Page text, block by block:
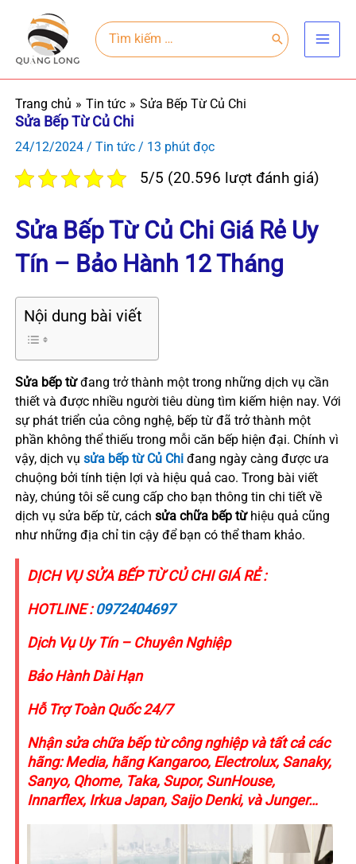
dung
Search
for:
Trang chủ Tin tức Sửa Bếp Từ Củ Chi
Sửa Bếp Từ Củ Chi
24/12/2024 / Tin tức/ 13 phút đọc
5/5 (20.596 lượt đánh giá)
Sửa Bếp Từ Củ Chi Giá Rẻ Uy
Tín – Bảo Hành 12 Tháng
Nội dung bài viết
Sửa bếp từđang trở thành một trong những dịch vụ cần
thiết và được nhiều người tiêu dùng tìm kiếm hiện nay. Với
sự phát triển của công nghệ, bếp từ đã trở thành một
phần không thể thiếu trong mỗi căn bếp hiện đại. Chính vì
vậy, dịch vụ sửa bếp từ Củ Chiđang ngày càng được ưa
chuộng bởi tính tiện lợi và hiệu quả cao. Trong bài viết
này, chúng tôi sẽ cung cấp cho bạn thông tin chi tiết về
dịch vụ sửa bếp từ, cách sửa chữa bếp từhiệu quả cũng
như những địa chỉ tin cậy để bạn có thể tham khảo.
DỊCH VỤ SỬA BẾP TỪ CỦ CHI GIÁ RẺ :
HOTLINE :0972404697
Dịch Vụ Uy Tín – Chuyên Nghiệp
Bảo Hành Dài Hạn
Hỗ Trợ Toàn Quốc 24/7
Nhận sửa chữa bếp từ công nghiệp và tất cả các
hãng: Media, hãng Kangaroo, Electrolux, Sanaky,
Sanyo, Qhome, Taka, Supor, SunHouse,
Innarflex, Irkua Japan, Saijo Denki, và Junger…